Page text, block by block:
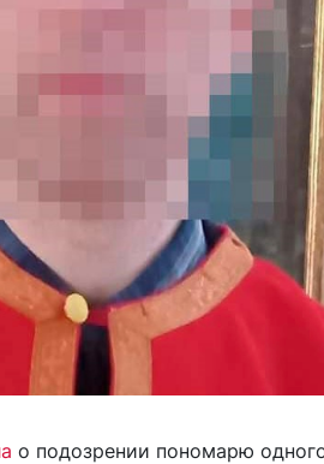
о подозрении пономарю